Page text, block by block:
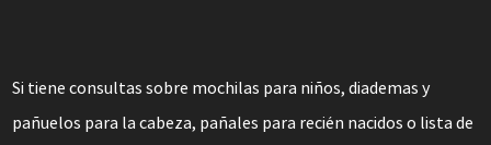
Si tiene consultas sobre mochilas para niños, diademas y
pañuelos para la cabeza, pañales para recién nacidos o lista de